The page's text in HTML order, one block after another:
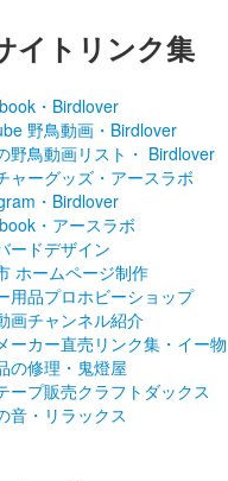
イトリンク集
・Birdlover
野鳥動画・Birdlover
野鳥動画リスト・ Birdlover
ャーグッズ・アースラボ
・Birdlover
・アースラボ
ードデザイン
ホームページ制作
用品プロホビーショップ
画チャンネル紹介
ーカー直売リンク集・イー物
の修理・鬼燈屋
ープ販売クラフトダックス
音・リラックス